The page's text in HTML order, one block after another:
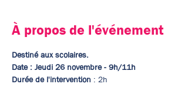
À propos de l'événement
Destiné aux scolaires.
Date : Jeudi 26 novembre - 9h/11h
Durée de l'intervention : 2h